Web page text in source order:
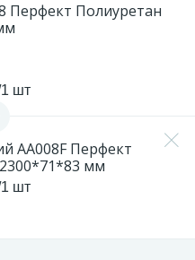
Перфект Полиуретан
шт
AA008F Перфект
мм
шт